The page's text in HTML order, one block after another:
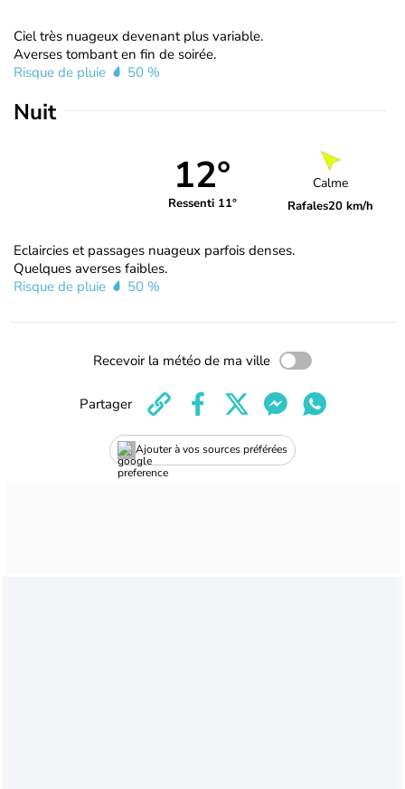
Ciel très nuageux devenant plus variable.
Averses tombant en fin de soirée.
Risque de pluie
50 %
Nuit
12°
Ressenti 11°
Calme
Rafales20 km/h
Eclaircies et passages nuageux parfois denses.
Quelques averses faibles.
Risque de pluie
50 %
Recevoir la météo de ma ville
Ajouter à vos sources préférées
Partager